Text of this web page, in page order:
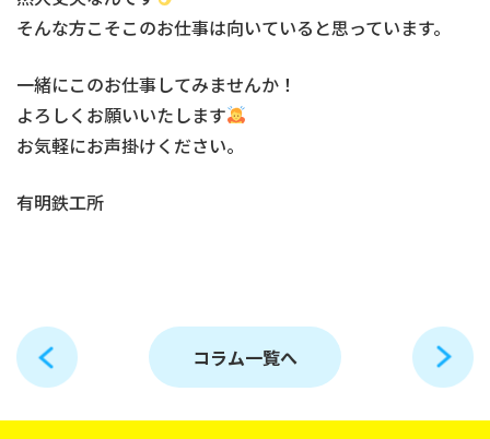
そんな方こそこのお仕事は向いていると思っています。
一緒にこのお仕事してみませんか！
よろしくお願いいたします
お気軽にお声掛けください。
有明鉄工所
コラム一覧へ